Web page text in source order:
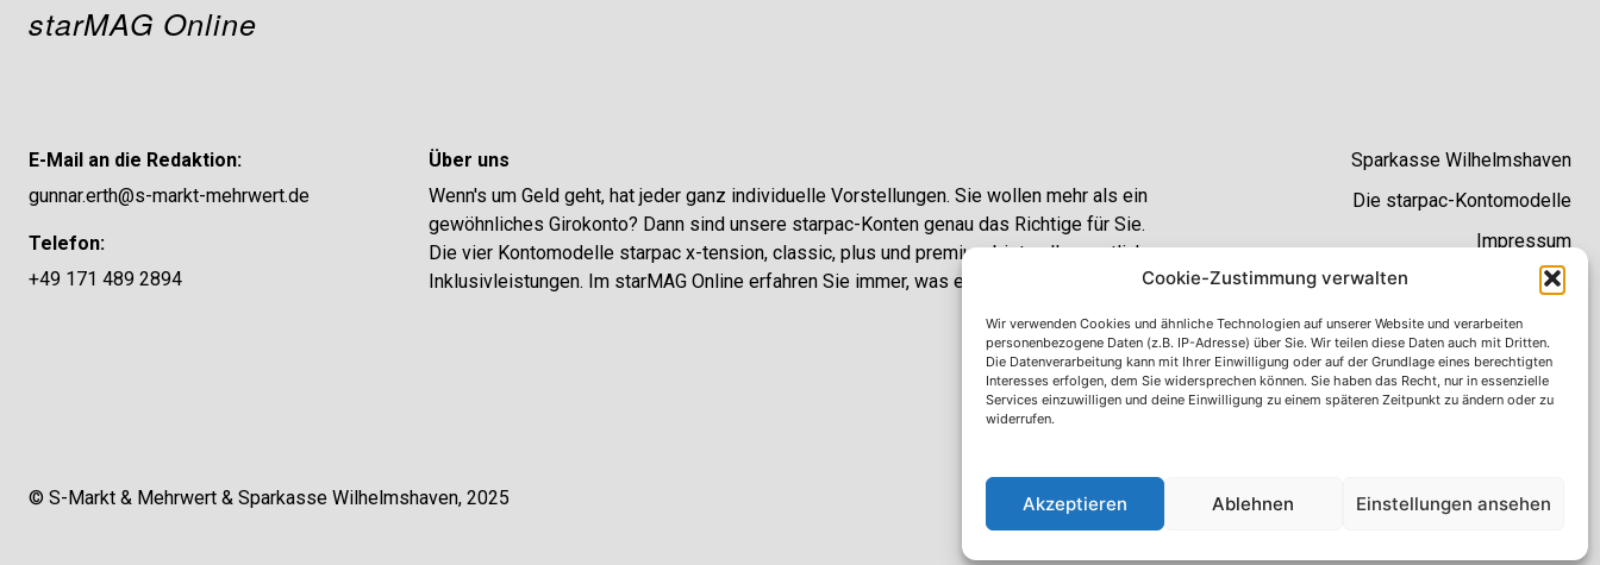
Cookie-Zustimmung verwalten
Wir verwenden Cookies und ähnliche Technologien auf unserer Website und verarbeiten
personenbezogene Daten (z.B. IP-Adresse) über Sie. Wir teilen diese Daten auch mit Dritten.
Die Datenverarbeitung kann mit Ihrer Einwilligung oder auf der Grundlage eines berechtigten
Interesses erfolgen, dem Sie widersprechen können. Sie haben das Recht, nur in essenzielle
Services einzuwilligen und deine Einwilligung zu einem späteren Zeitpunkt zu ändern oder zu
widerrufen.
Akzeptieren Ablehnen Einstellungen ansehen
starMAG Online
E-Mail an die Redaktion:
gunnar.erth@s-markt-mehrwert.de
Telefon:
+49 171 489 2894
Über uns
Wenn's um Geld geht, hat jeder ganz individuelle Vorstellungen. Sie wollen mehr als ein
gewöhnliches Girokonto? Dann sind unsere starpac-Konten genau das Richtige für Sie.
Die vier Kontomodelle starpac x-tension, classic, plus und premium bieten Ihnen etliche
Inklusivleistungen. Im starMAG Online erfahren Sie immer, was es Neues gibt.
Sparkasse Wilhelmshaven
Die starpac-Kontomodelle
Impressum
Datenschutzhinweise
Erklärung zur Barrierefreiheit
© S-Markt & Mehrwert & Sparkasse Wilhelmshaven, 2025